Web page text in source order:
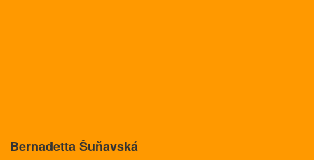
Bernadetta Šuňavská